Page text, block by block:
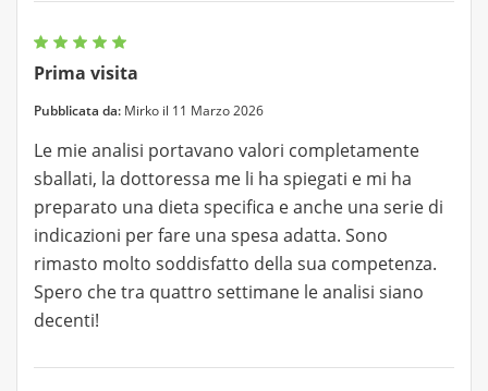
Prima visita
Pubblicata da: Mirko il 11 Marzo 2026
Le mie analisi portavano valori completamente
sballati, la dottoressa me li ha spiegati e mi ha
preparato una dieta specifica e anche una serie di
indicazioni per fare una spesa adatta. Sono
rimasto molto soddisfatto della sua competenza.
Spero che tra quattro settimane le analisi siano
decenti!